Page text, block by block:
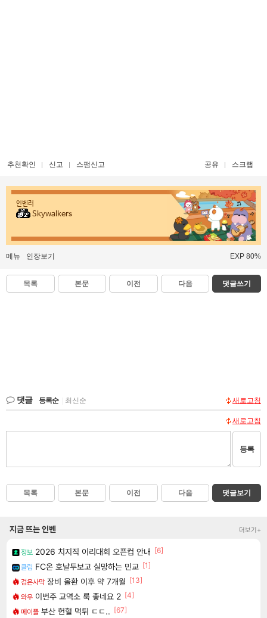
추천확인 신고 스팸신고 공유 스크랩
인벤러
Skywalkers
메뉴 인장보기 EXP 80%
목록 본문 이전 다음 댓글쓰기
댓글 등록순 최신순 새로고침
새로고침
등록
목록 본문 이전 다음 댓글보기
지금 뜨는 인벤 더보기+
정보 2026 치지직 이리대회 오픈컵 안내 [6]
클립 FC온 호날두보고 실망하는 민교 [1]
검은사막 장비 올환 이후 약 7개월 [13]
와우 이번주 교역소 룩 좋네요 2 [4]
메이플 부산 헌혈 먹튀 ㄷㄷ.. [67]